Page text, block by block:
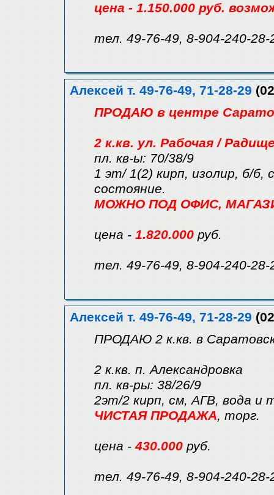
цена - 1.150.000 руб.
тел. 49-76-49, 8-904-240-28-
Алексей т. 49-76-49, 71-28-29
ПРОДАЮ в центре
2 к.кв. ул. Рабочая /
пл. кв-ы: 70/38/9
1 эт/ 1(2) кирп, изолир, б/
состояние.
МОЖНО ПОД ОФИС,
цена - 1.820.000 руб.
тел. 49-76-49, 8-904-240-28-
Алексей т. 49-76-49, 71-28-29
ПРОДАЮ 2 к.кв. в
2 к.кв. п. Александровка
пл. кв-ры: 38/26/9
2эт/2 кирп, см, АГВ, вода и
ЧИСТАЯ ПРОДАЖА, торг.
цена -430.000 руб.
тел. 49-76-49, 8-904-240-28-